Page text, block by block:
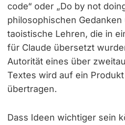
code“ oder „Do by not
philosophischen
taoistische Lehren, die in
für Claude übersetzt
Autorität eines über
Textes wird auf ein
übertragen.
Dass Ideen wichtiger sein